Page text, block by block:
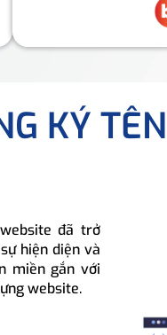
KÝ
đã trở
hiện diện và
miền gắn với
website.